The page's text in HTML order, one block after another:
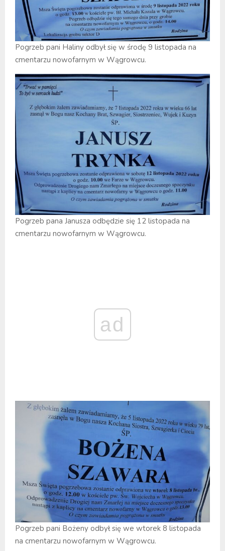
Pogrzeb pani Haliny odbył się w środę 9 listopada na
cmentarzu nowofarnym w Wągrowcu.
Pogrzeb pana Janusza odbędzie się 12 listopada na
cmentarzu nowofarnym w Wągrowcu.
ad
Pogrzeb pani Bożeny odbył się we wtorek 8 listopada
na cmentarzu nowofarnym w Wągrowcu.